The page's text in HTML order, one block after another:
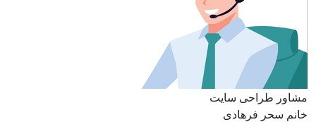
مشاور طراحی سایت
خانم سحر فرهادی